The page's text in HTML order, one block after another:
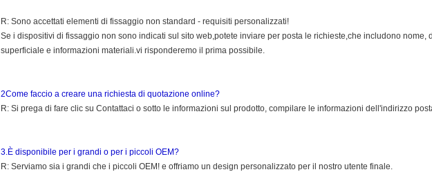
R: Sono accettati elementi di fissaggio non standard - requisiti personalizzati!
Se i dispositivi di fissaggio non sono indicati sul sito web,potete inviare per posta le richieste,che includono nome,
superficiale e informazioni materiali.vi risponderemo il prima possibile.
2Come faccio a creare una richiesta di quotazione online?
R: Si prega di fare clic su Contattaci o sotto le informazioni sul prodotto, compilare le informazioni dell'indirizzo
3.È disponibile per i grandi o per i piccoli OEM?
R: Serviamo sia i grandi che i piccoli OEM! e offriamo un design personalizzato per il nostro utente finale.